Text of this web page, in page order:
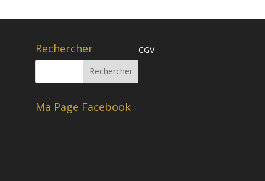
Rechercher CGV
Ma Page Facebook